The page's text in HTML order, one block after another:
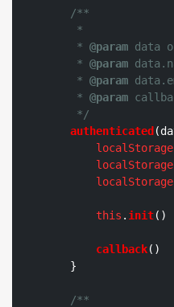
/**
     *
     *
@param data
     *
@param
     *
@param
     *
@param
     */
authenticated (
localStorage
localStorage
localStorage
this . init()
callback()
    }
/**